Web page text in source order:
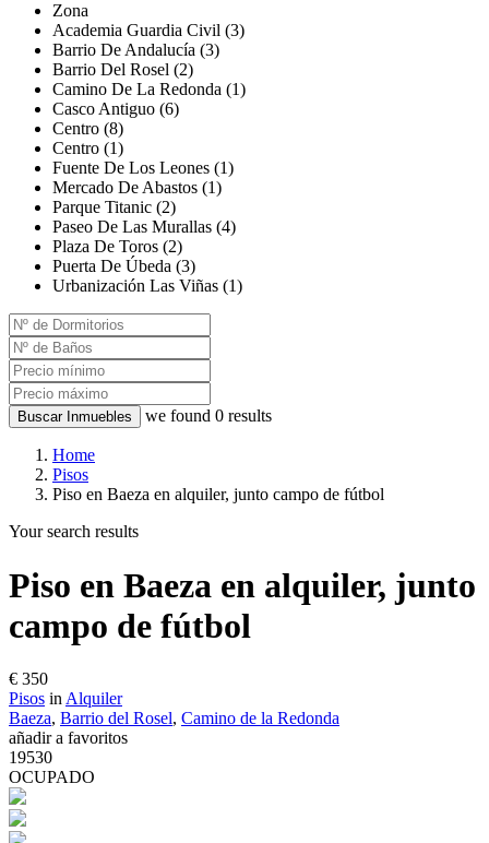
Zona
Academia Guardia Civil (3)
Barrio De Andalucía (3)
Barrio Del Rosel (2)
Camino De La Redonda (1)
Casco Antiguo (6)
Centro (8)
Centro (1)
Fuente De Los Leones (1)
Mercado De Abastos (1)
Parque Titanic (2)
Paseo De Las Murallas (4)
Plaza De Toros (2)
Puerta De Úbeda (3)
Urbanización Las Viñas (1)
Buscar Inmuebles we found 0 results
Home
Pisos
Piso en Baeza en alquiler, junto campo de fútbol
Your search results
Piso en Baeza en alquiler, junto
campo de fútbol
€ 350
Pisos in Alquiler
Baeza, Barrio del Rosel, Camino de la Redonda
añadir a favoritos
19530
OCUPADO